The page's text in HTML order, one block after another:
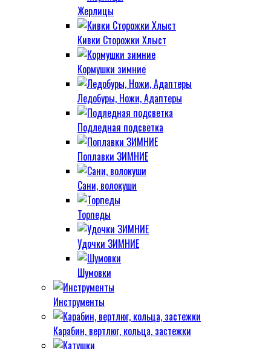
Жерлицы
Кивки Сторожки Хлыст
Кормушки зимние
Ледобуры, Ножи, Адаптеры
Подледная подсветка
Поплавки ЗИМНИЕ
Сани, волокуши
Торпеды
Удочки ЗИМНИЕ
Шумовки
Инструменты
Карабин, вертлюг, кольца, застежки